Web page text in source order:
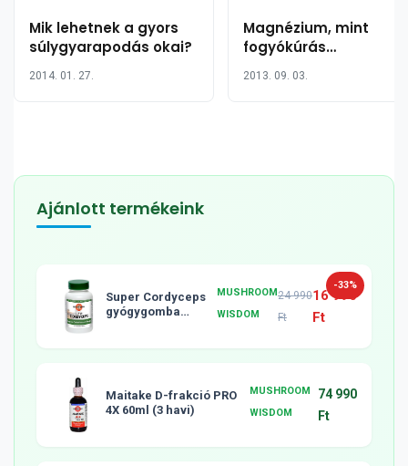
Mik lehetnek a gyors
súlygyarapodás okai?
2014. 01. 27.
Magnézium, mint
fogyókúrás
2013. 09. 03.
Ajánlott termékeink
-33%
Super Cordyceps
gyógygomba
MUSHROOM
WISDOM
24 990
Ft
16 990
Ft
Maitake D-frakció PRO
4X 60ml (3 havi)
MUSHROOM
WISDOM
74 990
Ft